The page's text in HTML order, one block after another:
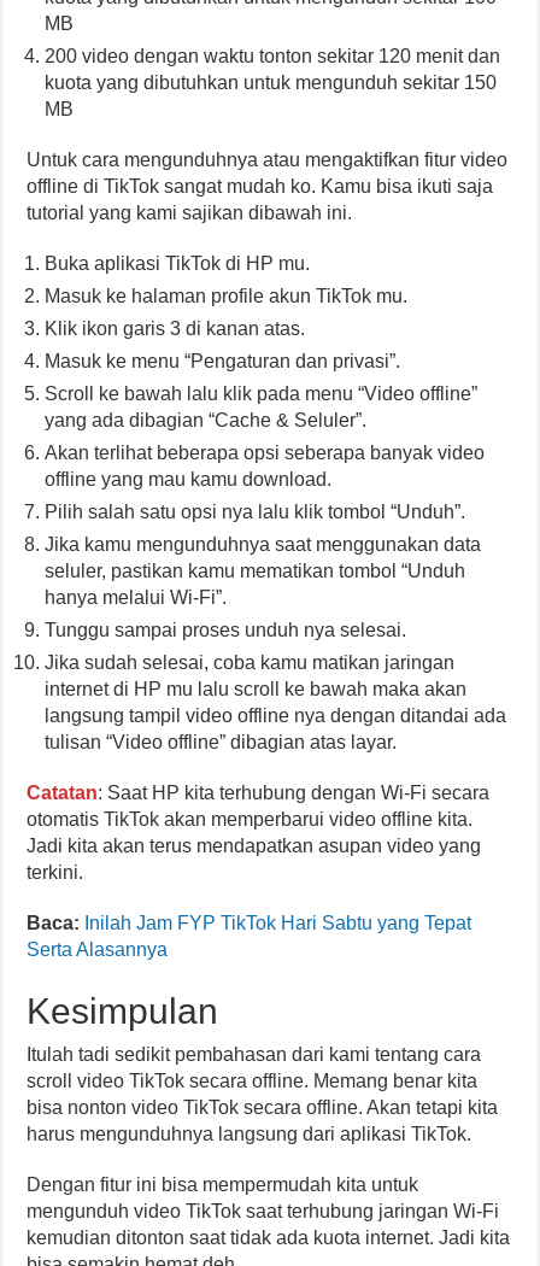
MB
200 video dengan waktu tonton sekitar 120 menit dan
kuota yang dibutuhkan untuk mengunduh sekitar 150
MB
Untuk cara mengunduhnya atau mengaktifkan fitur video
offline di TikTok sangat mudah ko. Kamu bisa ikuti saja
tutorial yang kami sajikan dibawah ini.
Buka aplikasi TikTok di HP mu.
Masuk ke halaman profile akun TikTok mu.
Klik ikon garis 3 di kanan atas.
Masuk ke menu “Pengaturan dan privasi”.
Scroll ke bawah lalu klik pada menu “Video offline”
yang ada dibagian “Cache & Seluler”.
Akan terlihat beberapa opsi seberapa banyak video
offline yang mau kamu download.
Pilih salah satu opsi nya lalu klik tombol “Unduh”.
Jika kamu mengunduhnya saat menggunakan data
seluler, pastikan kamu mematikan tombol “Unduh
hanya melalui Wi-Fi”.
Tunggu sampai proses unduh nya selesai.
Jika sudah selesai, coba kamu matikan jaringan
internet di HP mu lalu scroll ke bawah maka akan
langsung tampil video offline nya dengan ditandai ada
tulisan “Video offline” dibagian atas layar.
Catatan: Saat HP kita terhubung dengan Wi-Fi secara
otomatis TikTok akan memperbarui video offline kita.
Jadi kita akan terus mendapatkan asupan video yang
terkini.
Baca: Inilah Jam FYP TikTok Hari Sabtu yang Tepat
Serta Alasannya
Kesimpulan
Itulah tadi sedikit pembahasan dari kami tentang cara
scroll video TikTok secara offline. Memang benar kita
bisa nonton video TikTok secara offline. Akan tetapi kita
harus mengunduhnya langsung dari aplikasi TikTok.
Dengan fitur ini bisa mempermudah kita untuk
mengunduh video TikTok saat terhubung jaringan Wi-Fi
kemudian ditonton saat tidak ada kuota internet. Jadi kita